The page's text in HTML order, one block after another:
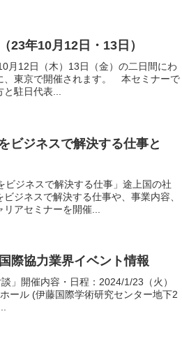
23年10月12日・13日）
月12日（木）13日（金）の二日間にわ
、東京で開催されます。 本セミナーで
と駐日代表...
ビジネスで解決する仕事と
ビジネスで解決する仕事」途上国の社
ジネスで解決する仕事や、事業内容、
アセミナーを開催...
際協力業界イベント情報
」開催内容・日程：2024/1/23（火）
ール (伊藤国際学術研究センター地下2